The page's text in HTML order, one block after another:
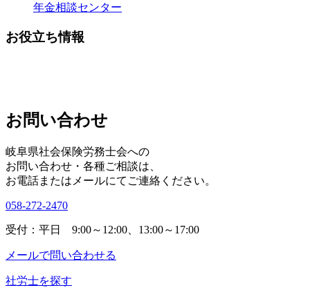
年金相談センター
お役立ち情報
お問い合わせ
岐阜県社会保険労務士会への
お問い合わせ・各種ご相談は、
お電話またはメールにてご連絡ください。
058-272-2470
受付：平日 9:00～12:00、13:00～17:00
メールで問い合わせる
社労士を探す